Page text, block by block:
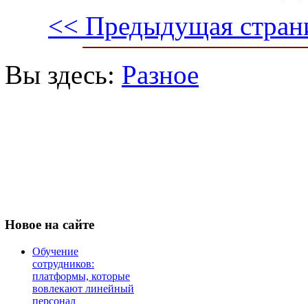
<< Предыдущая
Вы здесь: Разное
Новое на сайте
Обучение
сотрудников:
платформы, которые
вовлекают линейный
персонал